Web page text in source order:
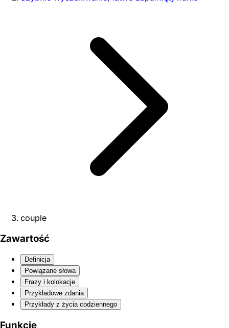
couple
Zawartość
Definicja
Powiązane słowa
Frazy i kolokacje
Przykładowe zdania
Przykłady z życia codziennego
Funkcje